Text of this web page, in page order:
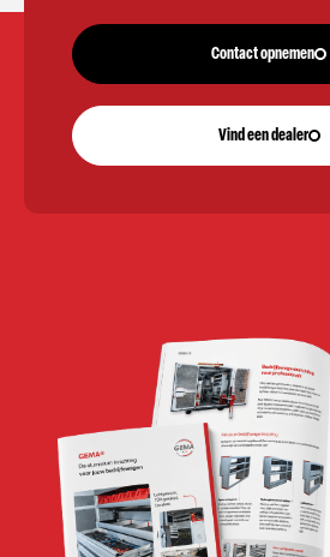
Contact opnemen
Vind een dealer